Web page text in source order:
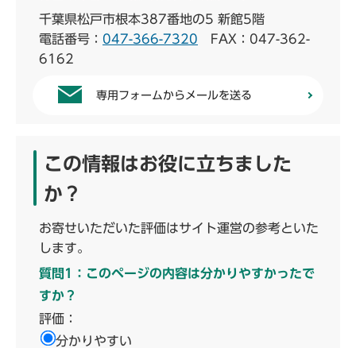
千葉県松戸市根本387番地の5 新館5階
電話番号： 047-366-7320 FAX：047-362-
6162
専用フォームからメールを送る
この情報はお役に立ちました
か？
お寄せいただいた評価はサイト運営の参考といた
します。
質問1：このページの内容は分かりやすかったで
すか？
評価：
分かりやすい